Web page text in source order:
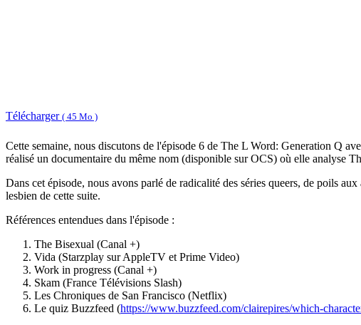
Télécharger ( 45 Mo )
Cette semaine, nous discutons de l'épisode 6 de The L Word: Generation Q
réalisé un documentaire du même nom (disponible sur OCS) où elle
Dans cet épisode, nous avons parlé de radicalité des séries queers, de poils
lesbien de cette suite.
Références entendues dans l'épisode :
The Bisexual (Canal +)
Vida (Starzplay sur AppleTV et Prime Video)
Work in progress (Canal +)
Skam (France Télévisions Slash)
Les Chroniques de San Francisco (Netflix)
Le quiz Buzzfeed (https://www.buzzfeed.com/clairepires/which-